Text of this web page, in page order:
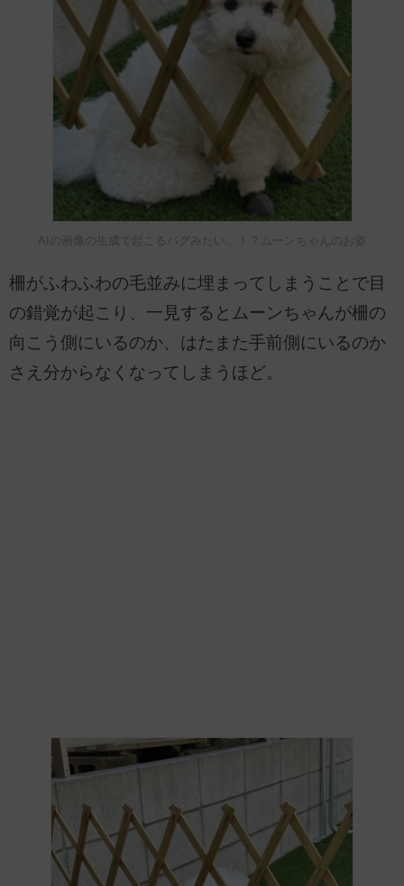
AIの画像の生成で起こるバグみたい…！？ムーンちゃんのお姿
柵がふわふわの毛並みに埋まってしまうことで目
の錯覚が起こり、一見するとムーンちゃんが柵の
向こう側にいるのか、はたまた手前側にいるのか
さえ分からなくなってしまうほど。